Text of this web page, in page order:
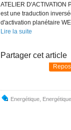
ATELIER D'ACTIVATION
est une traduction
d'activation planétaire
Lire la suite
Partager cet article
Energétique